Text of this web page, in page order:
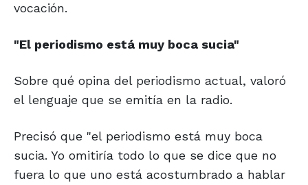
vocación.
"El periodismo está muy boca sucia"
Sobre qué opina del periodismo actual, valoró
el lenguaje que se emitía en la radio.
Precisó que "el periodismo está muy boca
sucia. Yo omitiría todo lo que se dice que no
fuera lo que uno está acostumbrado a hablar